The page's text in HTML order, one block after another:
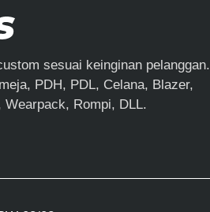
sesuai keinginan pelanggan.
PDH, PDL, Celana, Blazer,
Wearpack, Rompi, DLL.